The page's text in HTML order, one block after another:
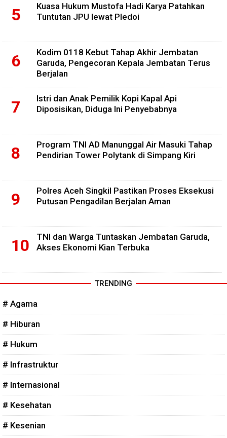
Kuasa Hukum Mustofa Hadi Karya Patahkan
Tuntutan JPU lewat Pledoi
Kodim 0118 Kebut Tahap Akhir Jembatan
Garuda, Pengecoran Kepala Jembatan Terus
Berjalan
Istri dan Anak Pemilik Kopi Kapal Api
Diposisikan, Diduga Ini Penyebabnya
Program TNI AD Manunggal Air Masuki Tahap
Pendirian Tower Polytank di Simpang Kiri
Polres Aceh Singkil Pastikan Proses Eksekusi
Putusan Pengadilan Berjalan Aman
TNI dan Warga Tuntaskan Jembatan Garuda,
Akses Ekonomi Kian Terbuka
TRENDING
# Agama
# Hiburan
# Hukum
# Infrastruktur
# Internasional
# Kesehatan
# Kesenian